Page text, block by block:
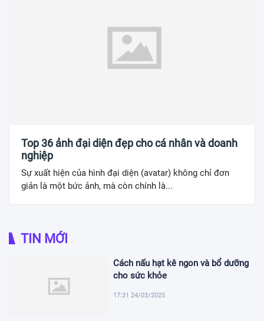
Top 36 ảnh đại diện đẹp cho cá nhân và doanh
nghiệp
Sự xuất hiện của hình đại diện (avatar) không chỉ đơn
giản là một bức ảnh, mà còn chính là...
TIN MỚI
Cách nấu hạt kê ngon và bổ dưỡng
cho sức khỏe
17:31 24/03/2025